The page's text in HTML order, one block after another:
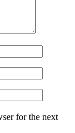
for the next